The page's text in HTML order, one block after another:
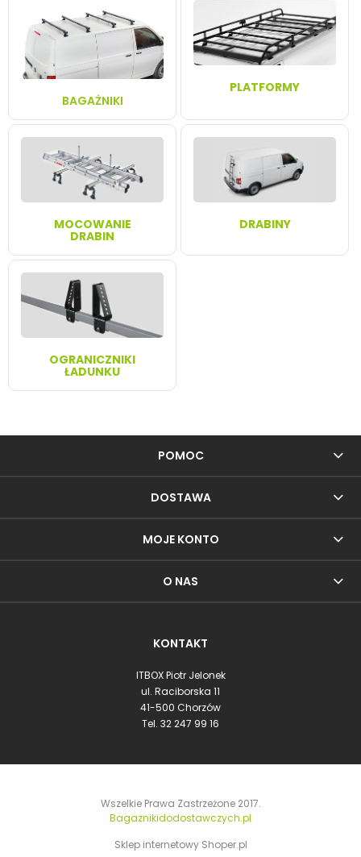
BAGAŻNIKI
PLATFORMY
MOCOWANIE
DRABIN
DRABINY
OGRANICZNIKI
ŁADUNKU
POMOC
DOSTAWA
MOJE KONTO
O NAS
KONTAKT
ITBOX Piotr Jelonek
ul. Raciborska 11
41-500 Chorzów
Tel. 32 247 99 16
Wszelkie Prawa Zastrzeżone 2017.
Bagaznikidodostawczych.pl
Sklep internetowy Shoper.pl